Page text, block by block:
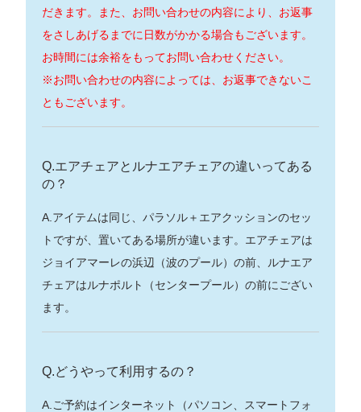
だきます。また、お問い合わせの内容により、お返事
をさしあげるまでに日数がかかる場合もございます。
お時間には余裕をもってお問い合わせください。
※お問い合わせの内容によっては、お返事できないこ
ともございます。
Q.エアチェアとルナエアチェアの違いってある
の？
A.アイテムは同じ、パラソル＋エアクッションのセッ
トですが、置いてある場所が違います。エアチェアは
ジョイアマーレの浜辺（波のプール）の前、ルナエア
チェアはルナポルト（センタープール）の前にござい
ます。
Q.どうやって利用するの？
A.ご予約はインターネット（パソコン、スマートフォ